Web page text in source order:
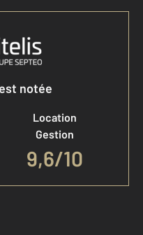
notée
Location
Gestion
9,6/10